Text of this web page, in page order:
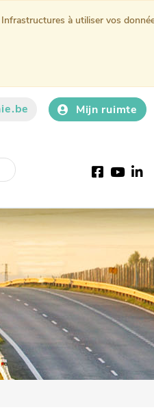
Mijn ruimte
Facebook
à utiliser vos